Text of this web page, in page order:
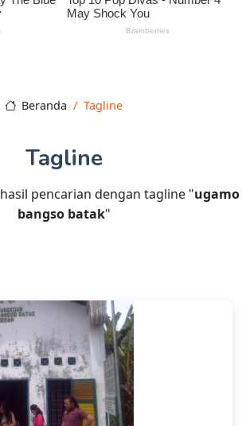
Beranda Tagline
Tagline
hasil pencarian dengan tagline "ugamo
bangso batak"